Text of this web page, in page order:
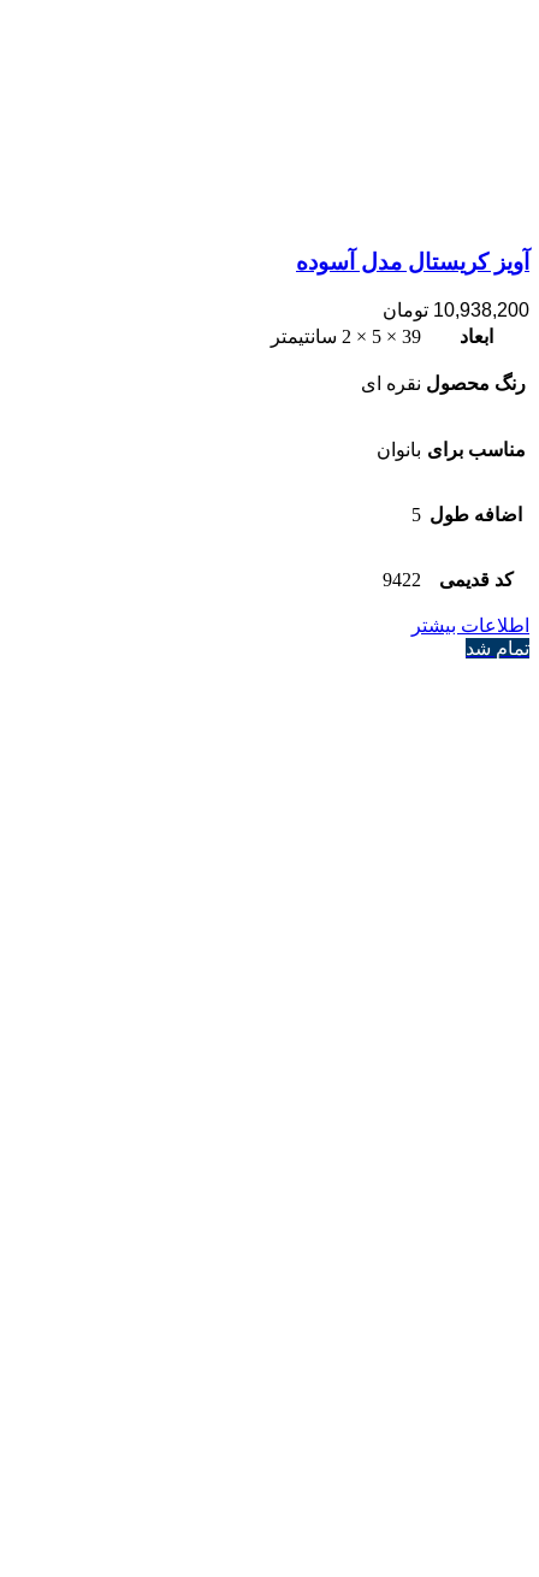
آویز کریستال مدل آسوده
10,938,200 تومان
ابعاد
39 × 5 × 2 سانتیمتر
رنگ محصول نقره ای
مناسب برای بانوان
اضافه طول 5
کد قدیمی 9422
اطلاعات بیشتر
تمام شد